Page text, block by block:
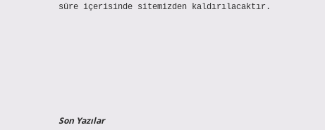
süre içerisinde sitemizden kaldırılacaktır.
Son Yazılar